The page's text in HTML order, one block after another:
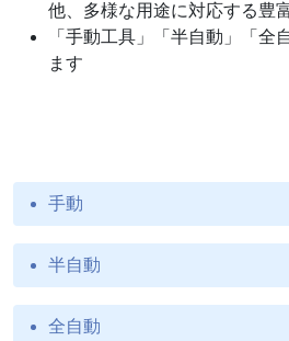
他、多様な用途に対応する豊
「手動工具」「半自動」「全
ます
手動
半自動
全自動